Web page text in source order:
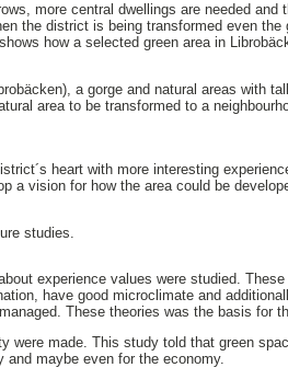
more central dwellings are needed and
the district is being transformed even the
how a selected green area in
a gorge and natural areas with
area to be transformed to a
heart with more interesting
a vision for how the area could be
studies.
experience values were studied.
have good microclimate and
These theories was the basis for
were made. This study told that green
maybe even for the economy.